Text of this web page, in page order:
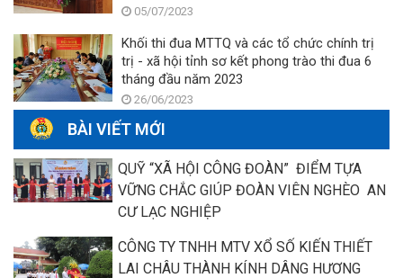
05/07/2023
Khối thi đua MTTQ và các tổ chức chính trị
trị - xã hội tỉnh sơ kết phong trào thi đua 6
tháng đầu năm 2023
26/06/2023
BÀI VIẾT MỚI
QUỸ “XÃ HỘI CÔNG ĐOÀN” ĐIỂM TỰA
VỮNG CHẮC GIÚP ĐOÀN VIÊN NGHÈO AN
CƯ LẠC NGHIỆP
CÔNG TY TNHH MTV XỔ SỐ KIẾN THIẾT
LAI CHÂU THÀNH KÍNH DÂNG HƯƠNG